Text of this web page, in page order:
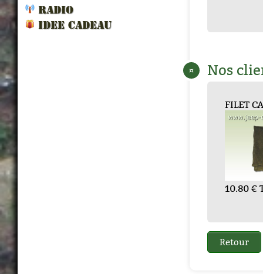
RADIO
IDEE CADEAU
¤ Nos
FILET
10.80 € TTC
Armoire
120.00 €